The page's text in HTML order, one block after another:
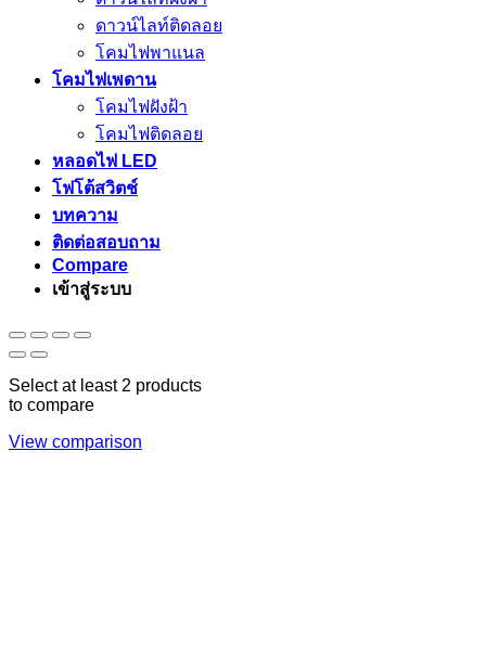
ดาวน์ไลท์ติดลอย
โคมไฟพาแนล
โคมไฟเพดาน
โคมไฟฝังฝ้า
โคมไฟติดลอย
หลอดไฟ LED
โฟโต้สวิตช์
บทความ
ติดต่อสอบถาม
Compare
เข้าสู่ระบบ
Select at least 2 products
to compare
View comparison